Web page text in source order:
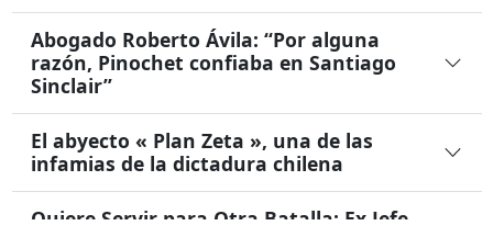
Abogado Roberto Ávila: “Por alguna
razón, Pinochet confiaba en Santiago
Sinclair”
El abyecto « Plan Zeta », una de las
infamias de la dictadura chilena
Quiere Servir para Otra Batalla: Ex Jefe